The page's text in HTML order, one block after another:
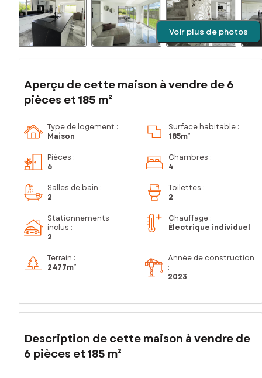
Voir plus de photos
Aperçu de cette maison à vendre de 6
pièces et 185 m²
Type de logement :
Maison
Surface habitable :
185m²
Pièces :
6
Chambres :
4
Salles de bain :
2
Toilettes :
2
Stationnements
inclus :
2
Chauffage :
Électrique individuel
Terrain :
2 477m²
Année de construction
:
2023
Description de cette maison à vendre de
6 pièces et 185 m²